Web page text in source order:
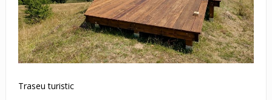
Traseu turistic